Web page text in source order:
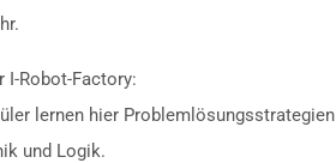
I-Robot-Factory:
lernen hier
und Logik.